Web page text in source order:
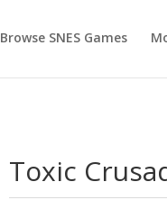
Browse SNES Games
Toxic